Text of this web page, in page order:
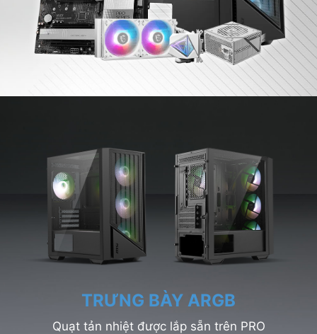
TRƯNG BÀY ARGB
Quạt tản nhiệt được lắp sẵn trên PRO